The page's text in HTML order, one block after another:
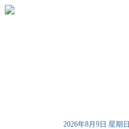
2026年8月9日 星期日